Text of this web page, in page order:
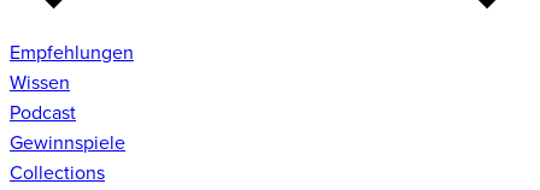
Empfehlungen
Wissen
Podcast
Gewinnspiele
Collections